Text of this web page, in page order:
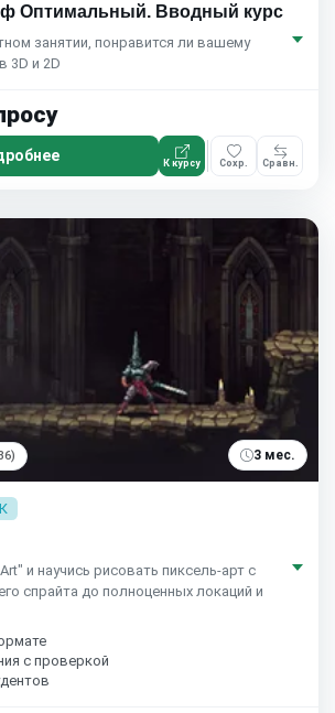
Оптимальный. Вводный курс
занятии, понравится ли вашему
3D и 2D
К курсу Сохр. Сравн.
3 мес.
и научись рисовать пиксель-арт с
спрайта до полноценных локаций и
с проверкой